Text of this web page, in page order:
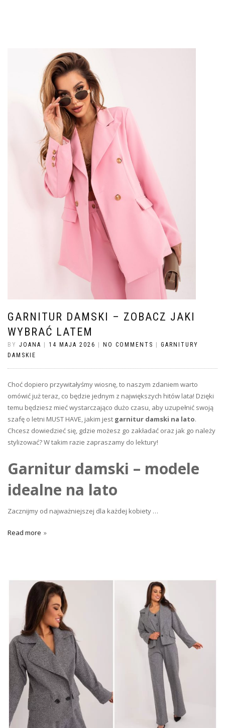
GARNITUR DAMSKI – ZOBACZ JAKI
WYBRAĆ LATEM
BY JOANA 14 MAJA 2026 NO COMMENTS
GARNITURY
DAMSKIE
Choć dopiero przywitałyśmy wiosnę, to naszym zdaniem warto
omówić już teraz, co będzie jednym z największych hitów lata! Dzięki
temu będziesz mieć wystarczająco dużo czasu, aby uzupełnić swoją
szafę o letni MUST HAVE, jakim jest garnitur damski na lato.
Chcesz dowiedzieć się, gdzie możesz go zakładać oraz jak go należy
stylizować? W takim razie zapraszamy do lektury!
Garnitur damski – modele
idealne na lato
Zacznijmy od najważniejszej dla każdej kobiety …
Read more